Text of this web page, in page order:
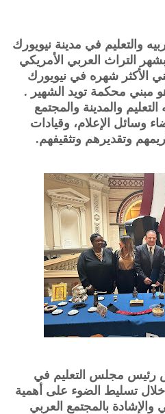
والتعليم في مدينة نيويورك
التراث العربي الأمريكي
في المبني الأكثر شهره في نيويورك
مبني محكمة تويد الشهير .
والمدينة والمجتمع
وسائل الإعلام، وقيادات
وتقديرهم وتثقيفهم.
رئيس مجلس التعليم في
خلال تسليط الضوء على أهمية
بالمجتمع العربي